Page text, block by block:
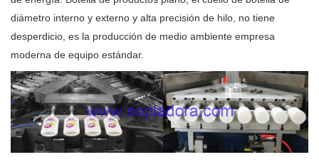
diámetro interno y externo y alta precisión de hilo, no tiene
desperdicio, es la producción de medio ambiente empresa
moderna de equipo estándar.